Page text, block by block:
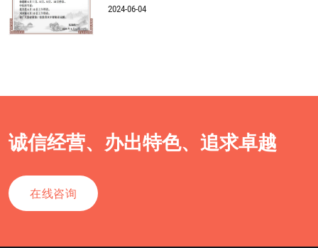
2024-06-04
诚信经营、办出特色、追求卓越
在线咨询